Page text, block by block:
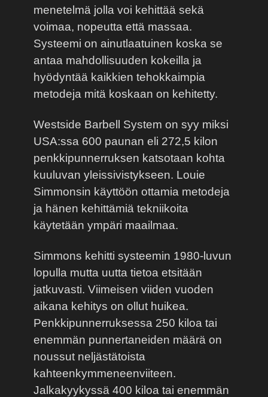
menetelmä jolla voi kehittää sekä
voimaa, nopeutta että massaa.
Systeemi on ainutlaatuinen koska se
antaa mahdollisuuden kokeilla ja
hyödyntää kaikkien tehokkaimpia
metodeja mitä koskaan on kehitetty.
Westside Barbell System on syy miksi
USA:ssa 600 paunan eli 272,5 kilon
penkkipunnerruksen katsotaan kohta
kuuluvan yleissivistykseen. Louie
Simmonsin käyttöön ottamia metodeja
ja hänen kehittämiä tekniikoita
käytetään ympäri maailmaa.
Simmons kehitti systeemin 1980-luvun
lopulla mutta uutta tietoa etsitään
jatkuvasti. Viimeisen viiden vuoden
aikana kehitys on ollut huikea.
Penkkipunnerruksessa 250 kiloa tai
enemmän punnertaneiden määrä on
noussut neljästätoista
kahteenkymmeneenviiteen.
Jalkakyykyssä 400 kiloa tai enemmän